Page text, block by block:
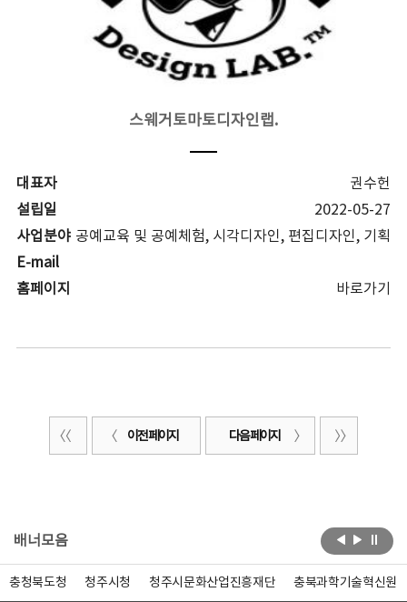
스웨거토마토디자인랩.
대표자
권수헌
설립일
2022-05-27
사업분야 공예교육 및 공예체험, 시각디자인, 편집디자인, 기획
E-mail
홈페이지
바로가기
이전 페이지 다음 페이지
배너모음
충청북도청 청주시청 청주시문화산업진흥재단 충북과학기술혁신원